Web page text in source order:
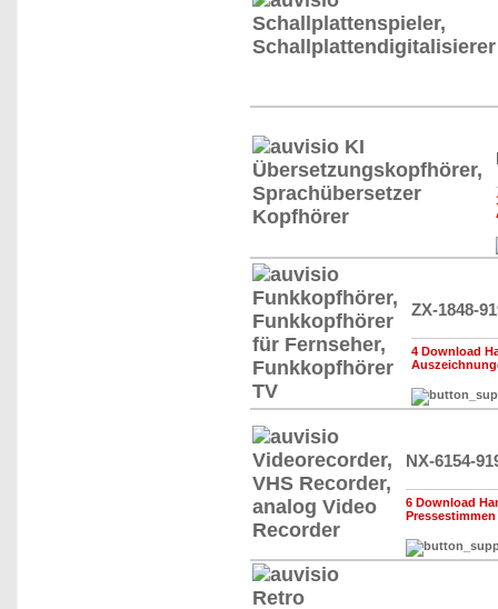
ZX-1848-
4 Download
NX-6154-
6 Download